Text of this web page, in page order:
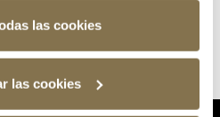
las cookies
las cookies